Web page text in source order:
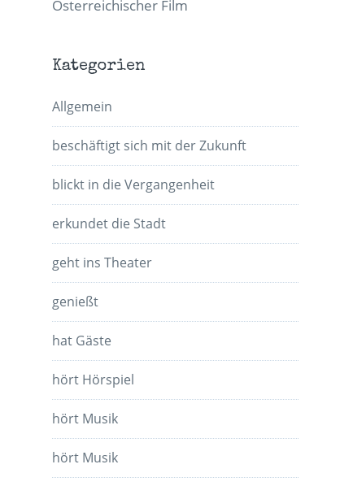
Österreichischer Film
Kategorien
Allgemein
beschäftigt sich mit der Zukunft
blickt in die Vergangenheit
erkundet die Stadt
geht ins Theater
genießt
hat Gäste
hört Hörspiel
hört Musik
hört Musik